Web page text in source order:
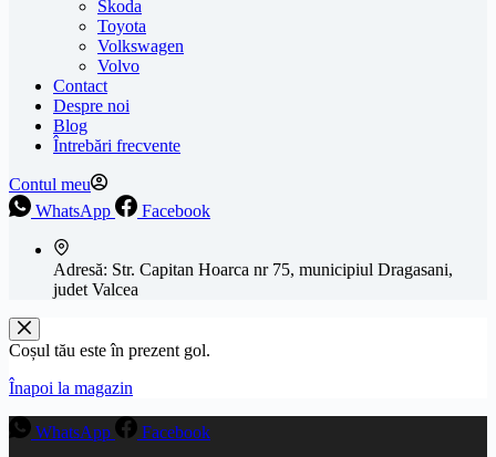
Skoda
Toyota
Volkswagen
Volvo
Contact
Despre noi
Blog
Întrebări frecvente
Contul meu
WhatsApp
Facebook
Adresă: Str. Capitan Hoarca nr 75, municipiul Dragasani,
judet Valcea
Coșul tău este în prezent gol.
Înapoi la magazin
WhatsApp Facebook